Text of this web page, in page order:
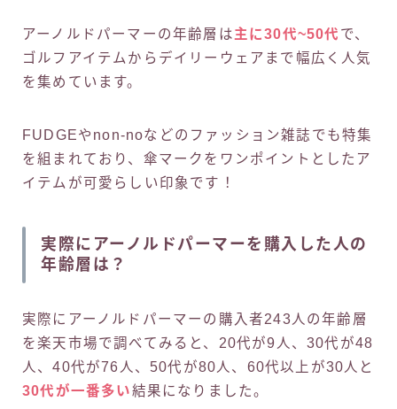
アーノルドパーマーの年齢層は主に30代~50代 で、
ゴルフアイテムからデイリーウェアまで幅広く人気
を集めています。
FUDGEやnon-noなどのファッション雑誌でも特集
を組まれており、傘マークをワンポイントとしたア
イテムが可愛らしい印象です！
実際にアーノルドパーマーを購入した人の
年齢層は？
実際にアーノルドパーマーの購入者243人の年齢層
を楽天市場で調べてみると、20代が9人、30代が48
人、40代が76人、50代が80人、60代以上が30人と
30代が一番多い結果になりました。